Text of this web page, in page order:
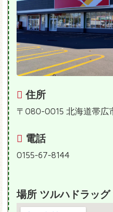
住所
〒080-0015 北海道帯広
電話
0155-67-8144
場所 ツルハドラッグ